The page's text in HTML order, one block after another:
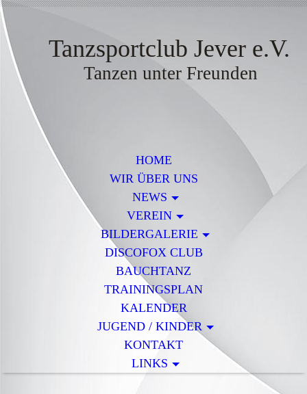
Tanzsportclub Jever e.V.
Tanzen unter Freunden
HOME
WIR ÜBER UNS
NEWS
VEREIN
BILDERGALERIE
DISCOFOX CLUB
BAUCHTANZ
TRAININGSPLAN
KALENDER
JUGEND / KINDER
KONTAKT
LINKS